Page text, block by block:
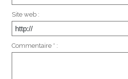
Site web :
Commentaire * :